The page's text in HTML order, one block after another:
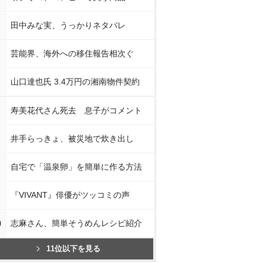
田中みな実、うっかりネタバレ
芸能界、海外への移住報告相次ぐ
山口達也氏 3.4万円の湘南物件契約
寿美花代さん死去 息子がコメント
井手らっきょ、被災地で炊き出し
自宅で「温泉卵」を簡単に作る方法
『VIVANT』俳優がツッコミの声
志麻さん、簡単そうめんレシピ紹介
11位以下を見る